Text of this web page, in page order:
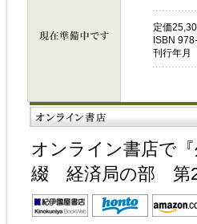
定価
ISBN
刊行年
オンライン書店で
綴 経済局の部 第